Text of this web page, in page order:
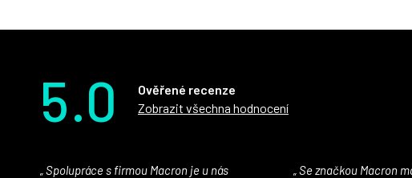
5.0
Ověřené recenze
Zobrazit všechna hodnocení